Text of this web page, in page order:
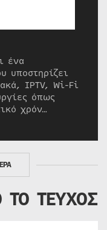
ένα
υποστηρίζει
IPTV, Wi-Fi
όπως
χρόν…
ΤΟ ΤΕΥΧΟΣ